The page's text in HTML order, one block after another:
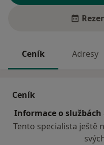
Ceník Adresy
Ceník
Informace o službách
Tento specialista ještě